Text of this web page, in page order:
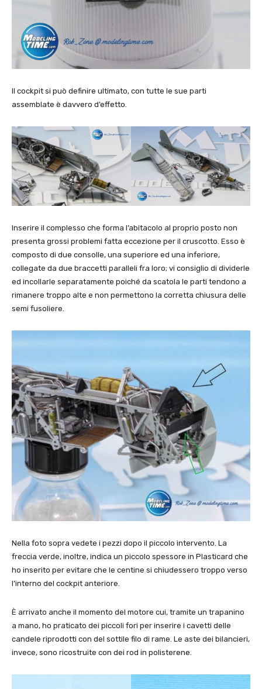
Il cockpit si può definire ultimato, con tutte le sue parti
assemblate è davvero d’effetto.
Inserire il complesso che forma l’abitacolo al proprio posto non
presenta grossi problemi fatta eccezione per il cruscotto. Esso è
composto di due consolle, una superiore ed una inferiore,
collegate da due braccetti paralleli fra loro; vi consiglio di dividerle
ed incollarle separatamente poiché da scatola le parti tendono a
rimanere troppo alte e non permettono la corretta chiusura delle
semi fusoliere.
Nella foto sopra vedete i pezzi dopo il piccolo intervento. La
freccia verde, inoltre, indica un piccolo spessore in Plasticard che
ho inserito per evitare che le centine si chiudessero troppo verso
l’interno del cockpit anteriore.
È arrivato anche il momento del motore cui, tramite un trapanino
a mano, ho praticato dei piccoli fori per inserire i cavetti delle
candele riprodotti con del sottile filo di rame. Le aste dei bilancieri,
invece, sono ricostruite con dei rod in polisterene.